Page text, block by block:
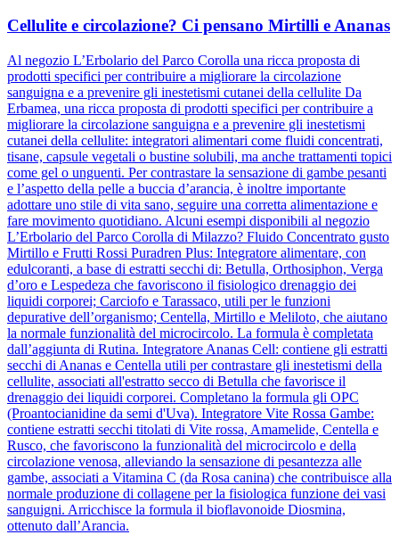
Cellulite e circolazione? Ci pensano Mirtilli e Ananas
Al negozio L’Erbolario del Parco Corolla una ricca proposta di
prodotti specifici per contribuire a migliorare la circolazione
sanguigna e a prevenire gli inestetismi cutanei della cellulite Da
Erbamea, una ricca proposta di prodotti specifici per contribuire a
migliorare la circolazione sanguigna e a prevenire gli inestetismi
cutanei della cellulite: integratori alimentari come fluidi concentrati,
tisane, capsule vegetali o bustine solubili, ma anche trattamenti topici
come gel o unguenti. Per contrastare la sensazione di gambe pesanti
e l’aspetto della pelle a buccia d’arancia, è inoltre importante
adottare uno stile di vita sano, seguire una corretta alimentazione e
fare movimento quotidiano. Alcuni esempi disponibili al negozio
L’Erbolario del Parco Corolla di Milazzo? Fluido Concentrato gusto
Mirtillo e Frutti Rossi Puradren Plus: Integratore alimentare, con
edulcoranti, a base di estratti secchi di: Betulla, Orthosiphon, Verga
d’oro e Lespedeza che favoriscono il fisiologico drenaggio dei
liquidi corporei; Carciofo e Tarassaco, utili per le funzioni
depurative dell’organismo; Centella, Mirtillo e Meliloto, che aiutano
la normale funzionalità del microcircolo. La formula è completata
dall’aggiunta di Rutina. Integratore Ananas Cell: contiene gli estratti
secchi di Ananas e Centella utili per contrastare gli inestetismi della
cellulite, associati all'estratto secco di Betulla che favorisce il
drenaggio dei liquidi corporei. Completano la formula gli OPC
(Proantocianidine da semi d'Uva). Integratore Vite Rossa Gambe:
contiene estratti secchi titolati di Vite rossa, Amamelide, Centella e
Rusco, che favoriscono la funzionalità del microcircolo e della
circolazione venosa, alleviando la sensazione di pesantezza alle
gambe, associati a Vitamina C (da Rosa canina) che contribuisce alla
normale produzione di collagene per la fisiologica funzione dei vasi
sanguigni. Arricchisce la formula il bioflavonoide Diosmina,
ottenuto dall’Arancia.